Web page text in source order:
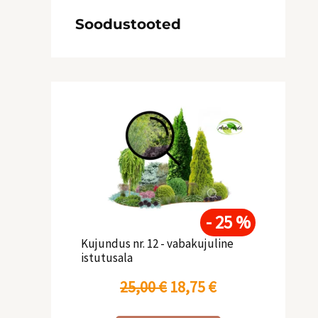
Soodustooted
- 25 %
Kujundus nr. 12 - vabakujuline
istutusala
25,00€
A
l
g
e
h
18,75€
P
a
e
g
u